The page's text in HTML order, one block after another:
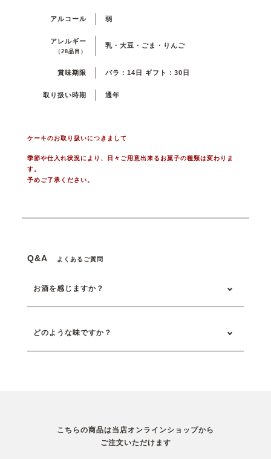
アルコール 弱
アレルギー
（28品目）
乳・大豆・ごま・りんご
賞味期限 バラ：14日 ギフト：30日
取り扱い時期 通年
ケーキのお取り扱いにつきまして
季節や仕入れ状況により、日々ご用意出来るお菓子の種類は変わりま
す。
予めご了承ください。
Q&A よくあるご質問
お酒を感じますか？
どのような味ですか？
こちらの商品は当店オンラインショップから
ご注文いただけます